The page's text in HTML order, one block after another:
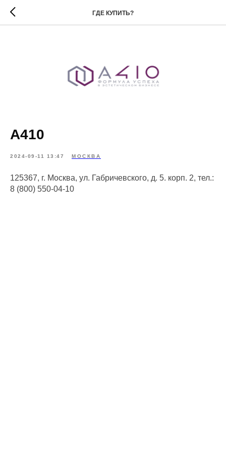
ГДЕ КУПИТЬ?
А410
2024-09-11 13:47 МОСКВА
125367, г. Москва, ул. Габричевского, д. 5. корп. 2, тел.:
8 (800) 550-04-10